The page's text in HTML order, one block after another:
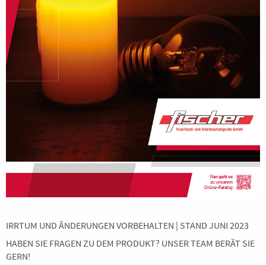
IRRTUM UND ÄNDERUNGEN VORBEHALTEN | STAND JUNI 2023
HABEN SIE FRAGEN ZU DEM PRODUKT? UNSER TEAM BERÄT SIE
GERN!